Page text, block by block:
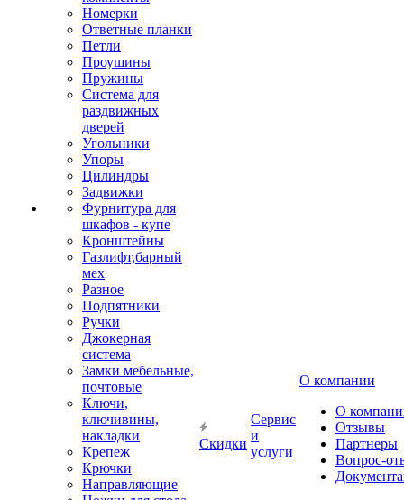
Номерки
Ответные планки
Петли
Проушины
Пружины
Система для
раздвижных
дверей
Угольники
Упоры
Цилиндры
Задвижки
Фурнитура для
шкафов - купе
Кронштейны
Газлифт,барный
мех
Разное
Подпятники
Ручки
Джокерная
система
Замки мебельные,
почтовые
Ключи,
ключивины,
накладки
Крепеж
Крючки
Направляющие
Скидки
Сервис
и
услуги
О компании
О
Отзывы
Партнеры
Вопрос-